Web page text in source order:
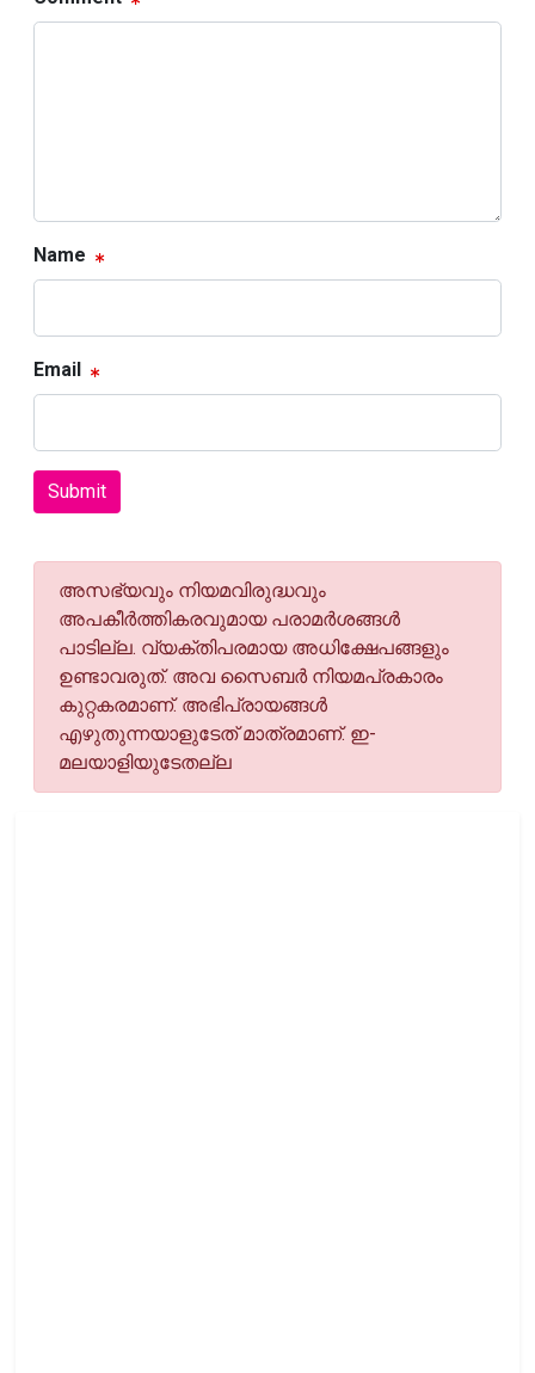
Name
Email
Submit
അസഭ്യവും നിയമവിരുദ്ധവും
അപകീര്‍ത്തികരവുമായ പരാമര്‍ശങ്ങള്‍
പാടില്ല. വ്യക്തിപരമായ അധിക്ഷേപങ്ങളും
ഉണ്ടാവരുത്. അവ സൈബര്‍ നിയമപ്രകാരം
കുറ്റകരമാണ്. അഭിപ്രായങ്ങള്‍
എഴുതുന്നയാളുടേത് മാത്രമാണ്. ഇ-
മലയാളിയുടേതല്ല